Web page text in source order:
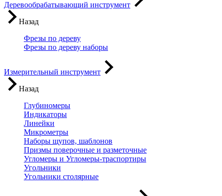
Деревообрабатывающий инструмент
Назад
Фрезы по дереву
Фрезы по дереву наборы
Измерительный инструмент
Назад
Глубиномеры
Индикаторы
Линейки
Микрометры
Наборы щупов, шаблонов
Призмы поверочные и разметочные
Угломеры и Угломеры-траспортиры
Угольники
Угольники столярные